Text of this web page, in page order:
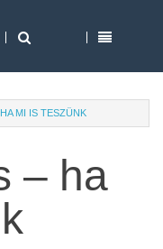
MI IS TESZÜNK
– ha